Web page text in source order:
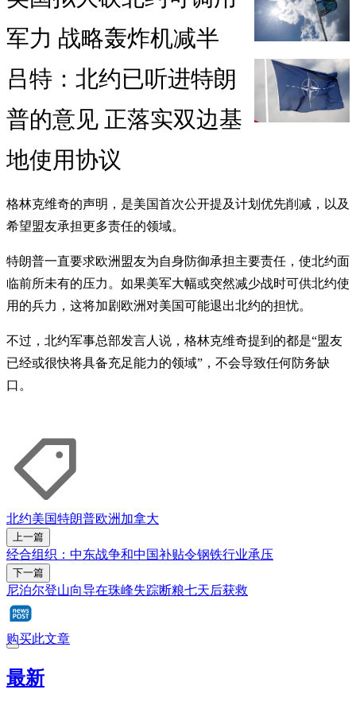
军力 战略轰炸机减半
吕特：北约已听进特朗
普的意见 正落实双边基
地使用协议
格林克维奇的声明，是美国首次公开提及计划优先削减，以及
希望盟友承担更多责任的领域。
特朗普一直要求欧洲盟友为自身防御承担主要责任，使北约面
临前所未有的压力。如果美军大幅或突然减少战时可供北约使
用的兵力，这将加剧欧洲对美国可能退出北约的担忧。
不过，北约军事总部发言人说，格林克维奇提到的都是“盟友
已经或很快将具备充足能力的领域”，不会导致任何防务缺
口。
北约美国特朗普欧洲 加拿大
上一篇
经合组织：中东战争和中国补贴令钢铁行业承压
下一篇
尼泊尔登山向导在珠峰失踪断粮七天后获救
购买此文章
最新